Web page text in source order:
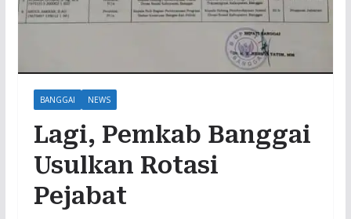
BANGGAI NEWS
Lagi, Pemkab Banggai
Usulkan Rotasi
Pejabat